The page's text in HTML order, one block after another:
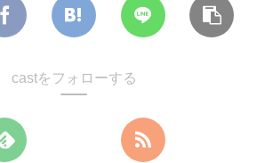
castをフォローする